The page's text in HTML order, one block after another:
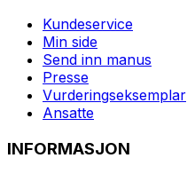
Kundeservice
Min side
Send inn manus
Presse
Vurderingseksemplar
Ansatte
INFORMASJON